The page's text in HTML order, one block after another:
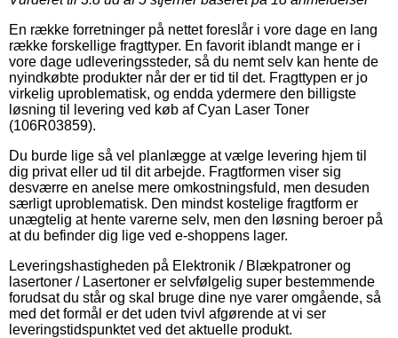
En række forretninger på nettet foreslår i vore dage en lang
række forskellige fragttyper. En favorit iblandt mange er i
vore dage udleveringssteder, så du nemt selv kan hente de
nyindkøbte produkter når der er tid til det. Fragttypen er jo
virkelig uproblematisk, og endda ydermere den billigste
løsning til levering ved køb af Cyan Laser Toner
(106R03859).
Du burde lige så vel planlægge at vælge levering hjem til
dig privat eller ud til dit arbejde. Fragtformen viser sig
desværre en anelse mere omkostningsfuld, men desuden
særligt uproblematisk. Den mindst kostelige fragtform er
unægtelig at hente varerne selv, men den løsning beroer på
at du befinder dig lige ved e-shoppens lager.
Leveringshastigheden på Elektronik / Blækpatroner og
lasertoner / Lasertoner er selvfølgelig super bestemmende
forudsat du står og skal bruge dine nye varer omgående, så
med det formål er det uden tvivl afgørende at vi ser
leveringstidspunktet ved det aktuelle produkt.